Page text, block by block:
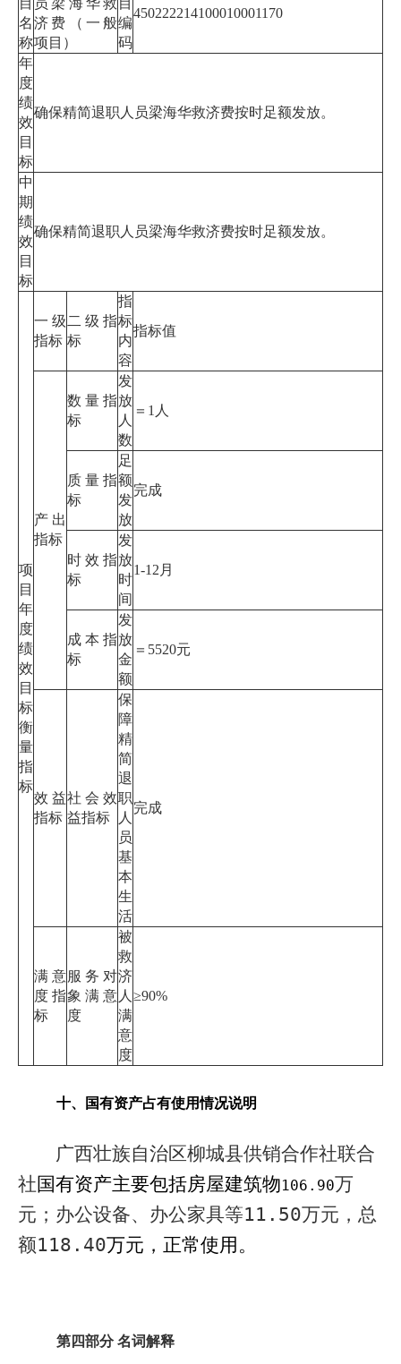
目
名
称
员梁海华救
济费（一般
项目）
目
编
码
450222214100010001170
年
度
绩
效
目
标
确保精简退职人员梁海华救济费按时足额发放。
中
期
绩
效
目
标
确保精简退职人员梁海华救济费按时足额发放。
项
目
年
度
绩
效
目
标
衡
量
指
标
一级
指标
二级指
标
指
标
内
容
指标值
产出
指标
数量指
标
发
放
人
数
＝1人
质量指
标
足
额
发
放
完成
时效指
标
发
放
时
间
1-12月
成本指
标
发
放
金
额
＝5520元
效益
指标
社会效
益指标
保
障
精
简
退
职
人
员
基
本
生
活
完成
满意
度指
标
服务对
象满意
度
被
救
济
人
满
意
度
≥90%
十、国有资产占有使用情况说明
广西壮族自治区柳城县供销合作社联合
社国有资产主要包括房屋建筑物106.90万
元；办公设备、办公家具等11.50万元，总
额118.40万元，正常使用。
第四部分 名词解释